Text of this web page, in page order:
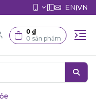
EN|VN
0 ₫
0 sản phẩm